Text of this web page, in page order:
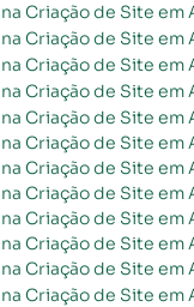
Criação de Site em
Criação de Site em
Criação de Site em
Criação de Site em
Criação de Site em
Criação de Site em
Criação de Site em